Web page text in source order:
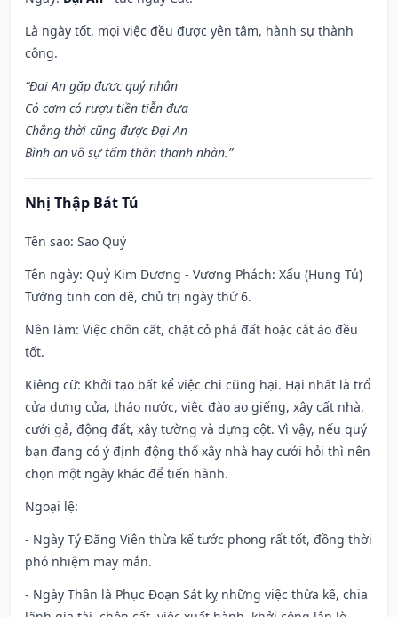
Là ngày tốt, mọi việc đều được yên tâm, hành sự thành
công.
“Đại An gặp được quý nhân
Có cơm có rượu tiền tiễn đưa
Chẳng thời cũng được Đại An
Bình an vô sự tấm thân thanh nhàn.”
Nhị Thập Bát Tú
Tên sao: Sao Quỷ
Tên ngày: Quỷ Kim Dương - Vương Phách: Xấu (Hung Tú)
Tướng tinh con dê, chủ trị ngày thứ 6.
Nên làm: Việc chôn cất, chặt cỏ phá đất hoặc cắt áo đều
tốt.
Kiêng cữ: Khởi tạo bất kể việc chi cũng hại. Hại nhất là trổ
cửa dựng cửa, tháo nước, việc đào ao giếng, xây cất nhà,
cưới gả, động đất, xây tường và dựng cột. Vì vậy, nếu quý
bạn đang có ý định động thổ xây nhà hay cưới hỏi thì nên
chọn một ngày khác để tiến hành.
Ngoại lệ:
- Ngày Tý Đăng Viên thừa kế tước phong rất tốt, đồng thời
phó nhiệm may mắn.
- Ngày Thân là Phục Đoạn Sát kỵ những việc thừa kế, chia